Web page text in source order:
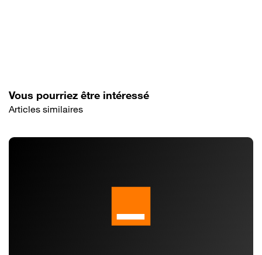
Vous pourriez être intéressé
Articles similaires